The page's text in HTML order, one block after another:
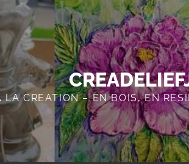
LA CREATION – EN BOIS, EN